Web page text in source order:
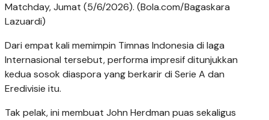
Matchday, Jumat (5/6/2026). (Bola.com/Bagaskara
Lazuardi)
Dari empat kali memimpin Timnas Indonesia di laga
Internasional tersebut, performa impresif ditunjukkan
kedua sosok diaspora yang berkarir di Serie A dan
Eredivisie itu.
Tak pelak, ini membuat John Herdman puas sekaligus